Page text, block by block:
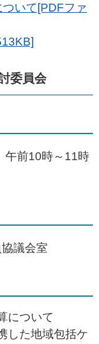
いて[PDFファ
委員会
前10時～11時
議会室
について
した地域包括ケ